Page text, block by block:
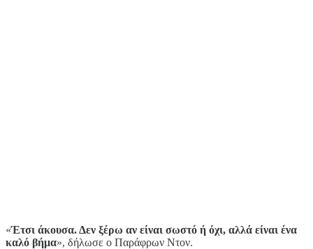
«Έτσι άκουσα. Δεν ξέρω αν είναι σωστό ή όχι, αλλά είναι ένα
καλό βήμα», δήλωσε ο Παράφρων Ντον.